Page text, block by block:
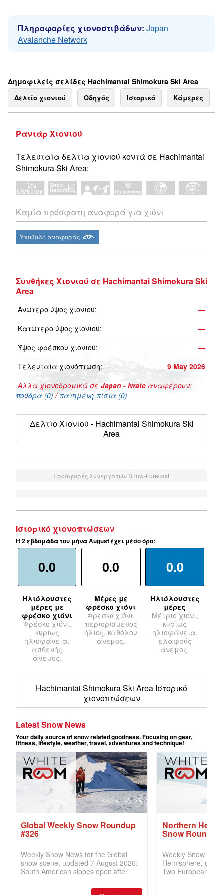
Πληροφορίες χιονοστιβάδων: Japan
Avalanche Network
Δημοφιλείς σελίδες Hachimantai Shimokura Ski Area
Δελτίο χιονιού Οδηγός Ιστορικό Κάμερες
Ραντάρ Χιονιού
Τελευταία δελτία χιονιού κοντά σε Hachimantai
Shimokura Ski Area:
Καμία πρόσφατη αναφορά για χιόνι
Υποβολή αναφοράς
Συνθήκες Χιονιού σε Hachimantai Shimokura Ski
Area
Ανώτερο ύψος χιονιού:
—
Κατώτερο ύψος χιονιού:
—
Ύψος φρέσκου χιονιού:
—
Τελευταία χιονόπτωση:
9 May 2026
Αλλα χιονοδρομικά σεJapan - Iwate αναφέρουν:
πούδρα (0) /πατημένη πίστα (0)
Δελτίο Χιονιού - Hachimantai Shimokura Ski
Area
Προσφορές Συνεργατών Snow-Forecast
Ιστορικό χιονοπτώσεων
Η 2 εβδομάδα του μήνα August έχει μέσο όρο:
0.0
Ηλιόλουστες
μέρες με
φρέσκο χιόνι
Φρέσκο χιόνι,
κυρίως
ηλιοφάνεια,
ασθενής
άνεμος.
0.0
Μέρες με
φρέσκο χιόνι
Φρέσκο χιόνι,
περιορισμένος
ήλιος, καθόλου
άνεμος.
0.0
Ηλιόλουστες
μέρες
Μέτριο χιόνι,
κυρίως
ηλιοφάνεια,
ελαφρύς
άνεμος.
Hachimantai Shimokura Ski Area Ιστορικό
χιονοπτώσεων